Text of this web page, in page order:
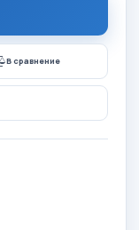
В сравнение